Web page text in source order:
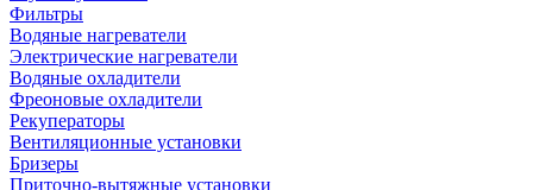
Фильтры
Водяные нагреватели
Электрические нагреватели
Водяные охладители
Фреоновые охладители
Рекуператоры
Вентиляционные установки
Бризеры
Приточно-вытяжные установки